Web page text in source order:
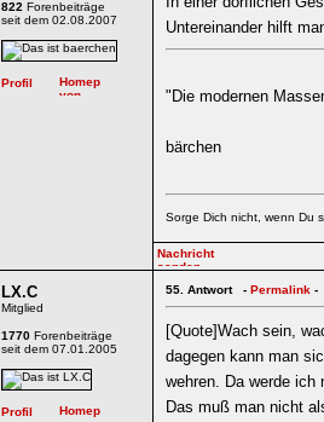
822 Forenbeiträge
seit dem 02.08.2007
Untereinander hilft
"Die modernen
bärchen
Sorge Dich nicht, wenn Du
LX.C
Mitglied
1770 Forenbeiträge
seit dem 07.01.2005
55. Antwort - Permalink -
[Quote]Wach sein,
dagegen kann man
wehren. Da werde
Das muß man nicht